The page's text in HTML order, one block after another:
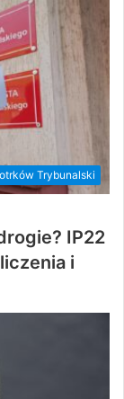
Trybunalski
IP22
i